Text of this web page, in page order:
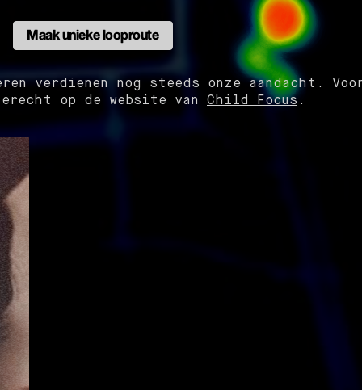
Maak unieke looproute
verdienen nog steeds onze aandacht.
op de website van Child Focus.